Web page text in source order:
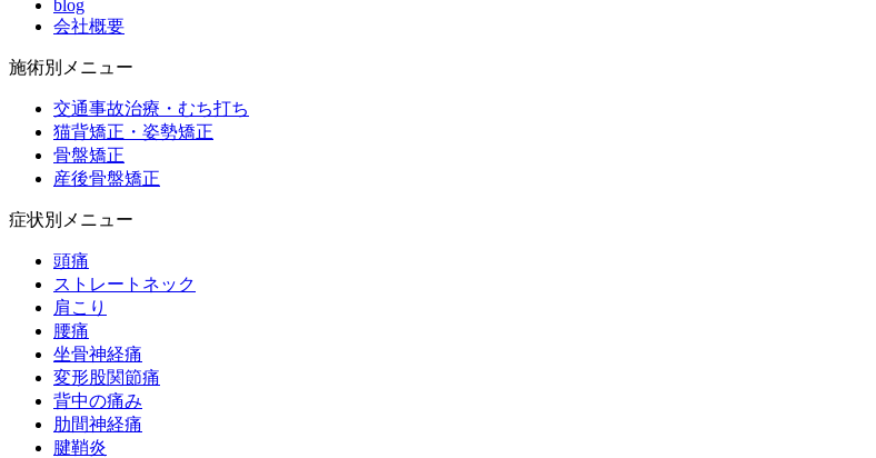
blog
会社概要
施術別メニュー
交通事故治療・むち打ち
猫背矯正・姿勢矯正
骨盤矯正
産後骨盤矯正
症状別メニュー
頭痛
ストレートネック
肩こり
腰痛
坐骨神経痛
変形股関節痛
背中の痛み
肋間神経痛
腱鞘炎